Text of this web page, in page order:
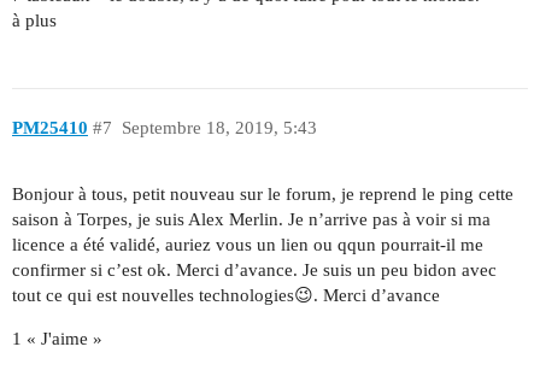
à plus
PM25410 Septembre 18, 2019, 5:43
#7
Bonjour à tous, petit nouveau sur le forum, je reprend le ping cette
saison à Torpes, je suis Alex Merlin. Je n’arrive pas à voir si ma
licence a été validé, auriez vous un lien ou qqun pourrait-il me
confirmer si c’est ok. Merci d’avance. Je suis un peu bidon avec
tout ce qui est nouvelles technologies😉. Merci d’avance
1 « J'aime »